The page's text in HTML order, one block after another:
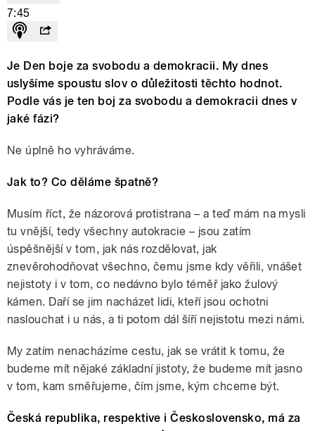
7:45
Je Den boje za svobodu a demokracii. My dnes
uslyšíme spoustu slov o důležitosti těchto hodnot.
Podle vás je ten boj za svobodu a demokracii dnes v
jaké fázi?
Ne úplně ho vyhráváme.
Jak to? Co děláme špatně?
Musím říct, že názorová protistrana – a teď mám na mysli
tu vnější, tedy všechny autokracie – jsou zatím
úspěšnější v tom, jak nás rozdělovat, jak
znevěrohodňovat všechno, čemu jsme kdy věřili, vnášet
nejistoty i v tom, co nedávno bylo téměř jako žulový
kámen. Daří se jim nacházet lidi, kteří jsou ochotni
naslouchat i u nás, a ti potom dál šíří nejistotu mezi námi.
My zatím nenacházíme cestu, jak se vrátit k tomu, že
budeme mít nějaké základní jistoty, že budeme mít jasno
v tom, kam směřujeme, čím jsme, kým chceme být.
Česká republika, respektive i Československo, má za